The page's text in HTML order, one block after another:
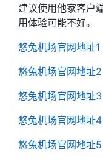
建议使用他家客户
用体验可能不好。
悠兔机场官网地址1
悠兔机场官网地址2
悠兔机场官网地址3
悠兔机场官网地址4
悠兔机场官网地址5